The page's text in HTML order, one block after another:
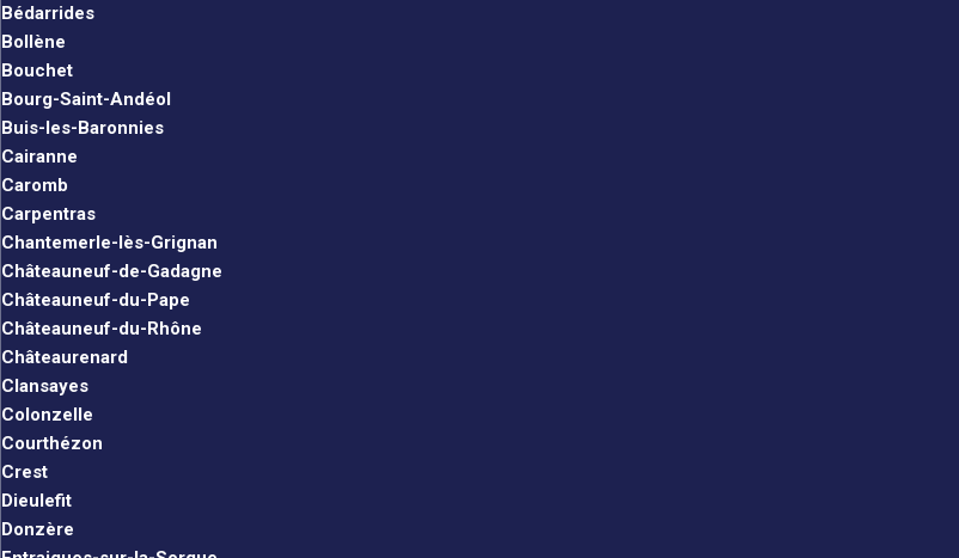
Bédarrides
Bollène
Bouchet
Bourg-Saint-Andéol
Buis-les-Baronnies
Cairanne
Caromb
Carpentras
Chantemerle-lès-Grignan
Châteauneuf-de-Gadagne
Châteauneuf-du-Pape
Châteauneuf-du-Rhône
Châteaurenard
Clansayes
Colonzelle
Courthézon
Crest
Dieulefit
Donzère